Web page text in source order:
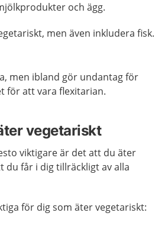
och ägg.
men även inkludera fisk.
men ibland gör undantag för
för att vara flexitarian.
vegetariskt
viktigare är det att du äter
du får i dig tillräckligt av alla
för dig som äter vegetariskt: